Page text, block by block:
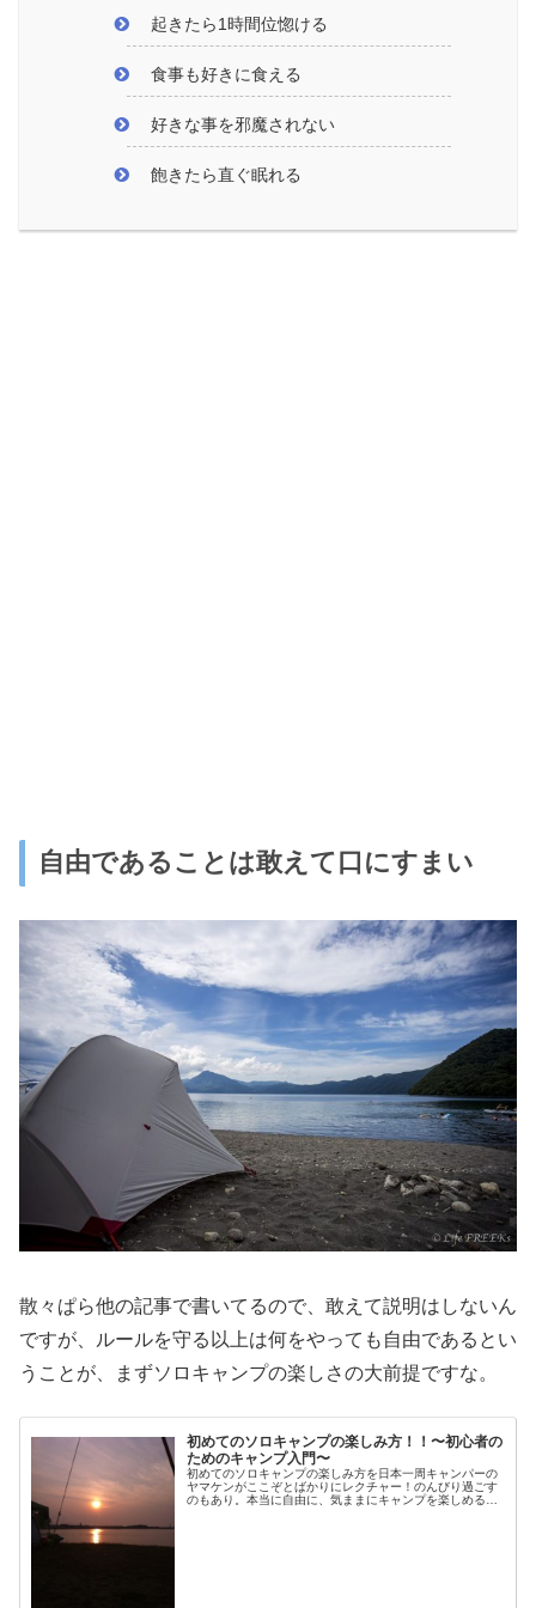
起きたら1時間位惚ける
食事も好きに食える
好きな事を邪魔されない
飽きたら直ぐ眠れる
自由であることは敢えて口にすまい
散々ぱら他の記事で書いてるので、敢えて説明はしないん
ですが、ルールを守る以上は何をやっても自由であるとい
うことが、まずソロキャンプの楽しさの大前提ですな。
初めてのソロキャンプの楽しみ方！！〜初心者の
ためのキャンプ入門〜
初めてのソロキャンプの楽しみ方を日本一周キャンパーの
ヤマケンがここぞとばかりにレクチャー！のんびり過ごす
のもあり。本当に自由に、気ままにキャンプを楽しめる。